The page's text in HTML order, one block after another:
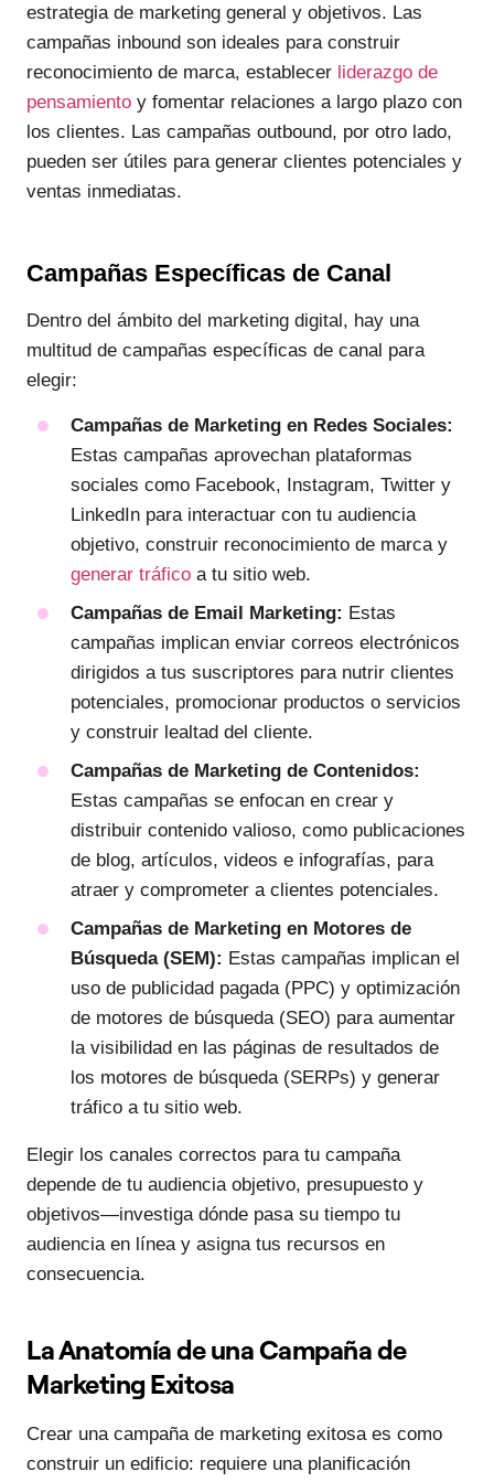
estrategia de marketing general y objetivos. Las
campañas inbound son ideales para construir
reconocimiento de marca, establecer liderazgo de
pensamiento y fomentar relaciones a largo plazo con
los clientes. Las campañas outbound, por otro lado,
pueden ser útiles para generar clientes potenciales y
ventas inmediatas.
Campañas Específicas de Canal
Dentro del ámbito del marketing digital, hay una
multitud de campañas específicas de canal para
elegir:
Campañas de Marketing en Redes Sociales:
Estas campañas aprovechan plataformas
sociales como Facebook, Instagram, Twitter y
LinkedIn para interactuar con tu audiencia
objetivo, construir reconocimiento de marca y
generar tráfico a tu sitio web.
Campañas de Email Marketing: Estas
campañas implican enviar correos electrónicos
dirigidos a tus suscriptores para nutrir clientes
potenciales, promocionar productos o servicios
y construir lealtad del cliente.
Campañas de Marketing de Contenidos:
Estas campañas se enfocan en crear y
distribuir contenido valioso, como publicaciones
de blog, artículos, videos e infografías, para
atraer y comprometer a clientes potenciales.
Campañas de Marketing en Motores de
Búsqueda (SEM): Estas campañas implican el
uso de publicidad pagada (PPC) y optimización
de motores de búsqueda (SEO) para aumentar
la visibilidad en las páginas de resultados de
los motores de búsqueda (SERPs) y generar
tráfico a tu sitio web.
Elegir los canales correctos para tu campaña
depende de tu audiencia objetivo, presupuesto y
objetivos—investiga dónde pasa su tiempo tu
audiencia en línea y asigna tus recursos en
consecuencia.
La Anatomía de una Campaña de
Marketing Exitosa
Crear una campaña de marketing exitosa es como
construir un edificio: requiere una planificación